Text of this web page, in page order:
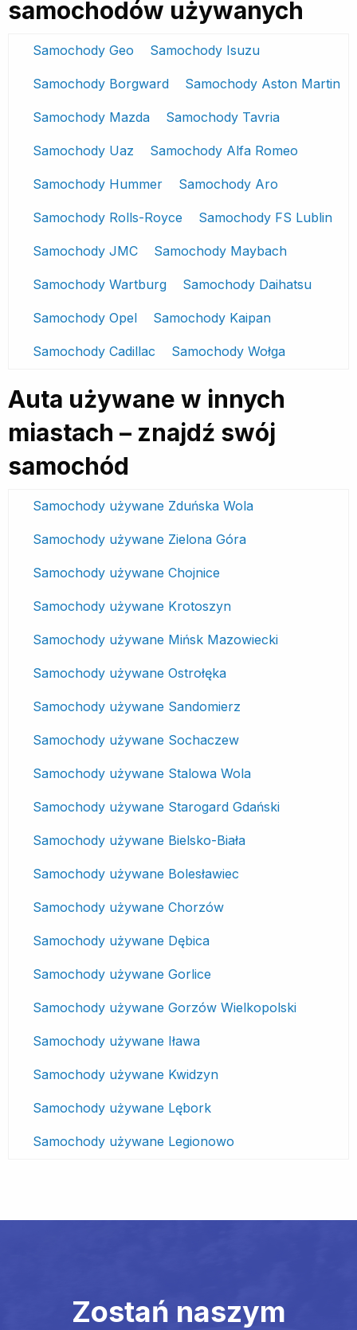
samochodów używanych
Samochody Geo Samochody Isuzu
Samochody Borgward Samochody Aston Martin
Samochody Mazda Samochody Tavria
Samochody Uaz Samochody Alfa Romeo
Samochody Hummer Samochody Aro
Samochody Rolls-Royce Samochody FS Lublin
Samochody JMC Samochody Maybach
Samochody Wartburg Samochody Daihatsu
Samochody Opel Samochody Kaipan
Samochody Cadillac Samochody Wołga
Auta używane w innych
miastach – znajdź swój
samochód
Samochody używane Zduńska Wola
Samochody używane Zielona Góra
Samochody używane Chojnice
Samochody używane Krotoszyn
Samochody używane Mińsk Mazowiecki
Samochody używane Ostrołęka
Samochody używane Sandomierz
Samochody używane Sochaczew
Samochody używane Stalowa Wola
Samochody używane Starogard Gdański
Samochody używane Bielsko-Biała
Samochody używane Bolesławiec
Samochody używane Chorzów
Samochody używane Dębica
Samochody używane Gorlice
Samochody używane Gorzów Wielkopolski
Samochody używane Iława
Samochody używane Kwidzyn
Samochody używane Lębork
Samochody używane Legionowo
Zostań naszym